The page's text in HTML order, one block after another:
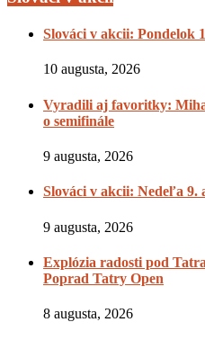
Slováci v akcii: Pondelok
10 augusta, 2026
Vyradili aj favoritky:
o semifinále
9 augusta, 2026
Slováci v akcii: Nedeľa 9.
9 augusta, 2026
Explózia radosti pod
Poprad Tatry Open
8 augusta, 2026